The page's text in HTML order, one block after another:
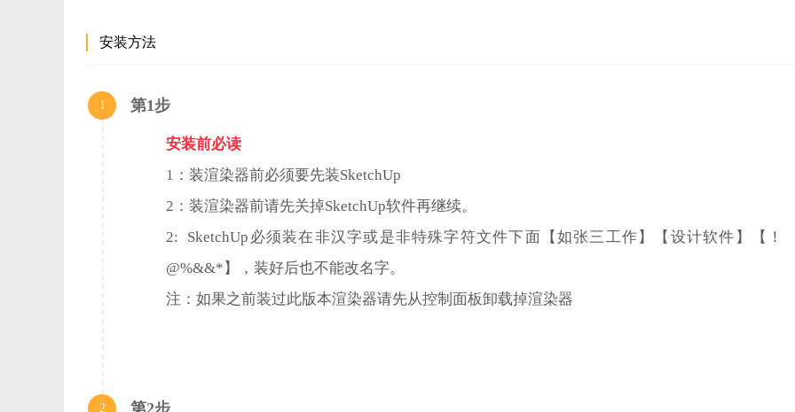
SketchUp的V-Ray Next功能介绍：
自动去除噪音，减少输出时间50%。现在支持噪声后输出。
渲染图像的实际房间和家具与全球的光，强，快。
渲染任何种类的光自然或人工，与许多类型的集成照明。
渲染内容准备为VR的虚拟现实耳机流行。
创建优秀的材料，看起来完全像真实的东西。
跟踪历史记录，链接，并调整颜色，曝光，更直接在V-Ray的帧缓冲。
你的出口作为独立的转身控制更多的艺术在你的照片编辑软件。
草，织物和地毯逼真的V-Ray皮毛。
安装方法
1 第1步
安装前必读
1：装渲染器前必须要先装SketchUp
2：装渲染器前请先关掉SketchUp软件再继续。
2: SketchUp必须装在非汉字或是非特殊字符文件下面【如张三工作】【设计软件】【！
@%&&*】，装好后也不能改名字。
注：如果之前装过此版本渲染器请先从控制面板卸载掉渲染器
2 第2步